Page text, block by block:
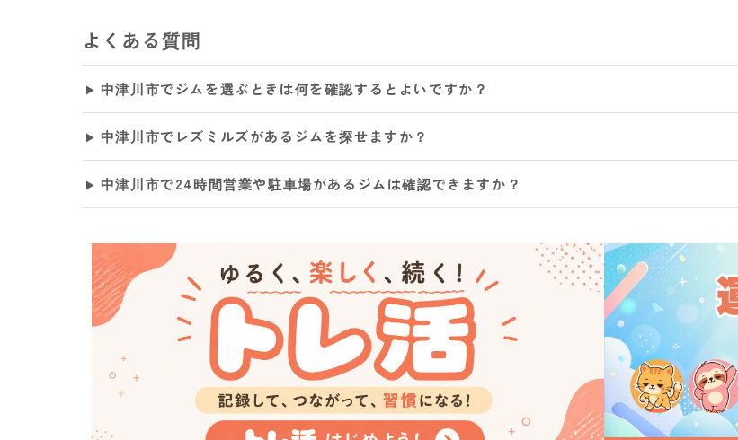
よくある質問
中津川市でジムを選ぶときは何を確認するとよいですか？
中津川市でレズミルズがあるジムを探せますか？
中津川市で24時間営業や駐車場があるジムは確認できますか？